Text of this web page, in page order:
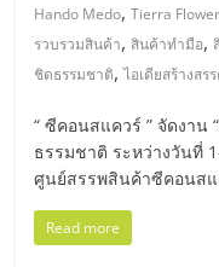
ไทย,
SMEs,
แฟ
Hando Medo,Tierra Flower
รวบรวมสินค้า,สินค้าทำมือ,
ชิดธรรมชาติ,ไอเดียสร้างสร
“ ซีคอนสแควร์ ” จัดงาน
ธรรมชาติ ระหว่างวันที่
ศูนย์สรรพสินค้าซีคอนส
Read more